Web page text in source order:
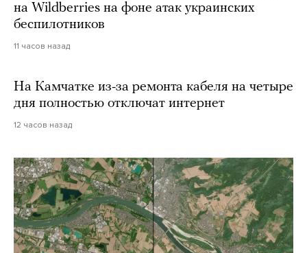
на Wildberries на фоне атак украинских
беспилотников
11 часов назад
На Камчатке из-за ремонта кабеля на четыре
дня полностью отключат интернет
12 часов назад